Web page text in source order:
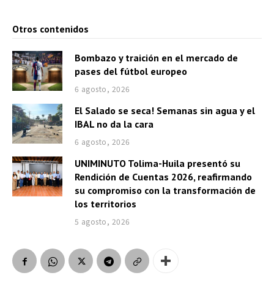
Otros contenidos
Bombazo y traición en el mercado de
pases del fútbol europeo
6 agosto, 2026
El Salado se seca! Semanas sin agua y el
IBAL no da la cara
6 agosto, 2026
UNIMINUTO Tolima-Huila presentó su
Rendición de Cuentas 2026, reafirmando
su compromiso con la transformación de
los territorios
5 agosto, 2026